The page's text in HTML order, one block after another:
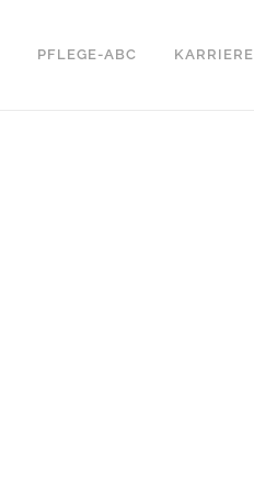
PFLEGE-ABC KARRIERE